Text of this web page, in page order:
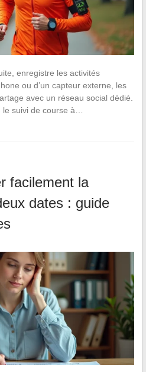
enregistre les activités
ou d’un capteur externe, les
avec un réseau social dédié.
suivi de course à…
facilement la
dates : guide